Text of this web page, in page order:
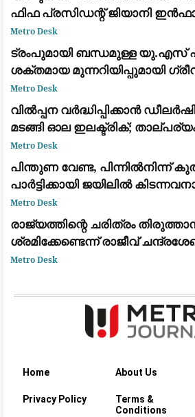
ഫിഫ പ്രസിഡന്റ് ജിയാനി
പ്രചാരണമെന്ന് പ്രതികരണം
Metro Desk
ട്രംപുമായി ബന്ധമുള്ള യു.എസ്
ശക്തമായ മുന്നറിയിപ്പുമായി
അനുമതിയില്ലാതെ
എത്തിച്ചതിൽ അമർഷം
Metro Desk
വിൽപ്പന വർദ്ധിപ്പിക്കാൻ
മടങ്ങി ഓല ഇലക്ട്രിക്;
ആയിരത്തോളം പേർ
Metro Desk
പിന്തുണ വേണ്ട, പിന്നിൽനിന്ന്
പാർട്ടിക്കായി ജയിലിൽ
ജയരാജന് മറുപടിയുമായി
Metro Desk
രാജ്യത്തിന്റെ ചരിത്രം
ശ്രമിക്കേണ്ടെന്ന് രാജീവ്
ചോദ്യ വിവാദത്തിൽ ശക്തമായ
Metro Desk
Home About Us
Privacy Policy
Terms &
Conditions